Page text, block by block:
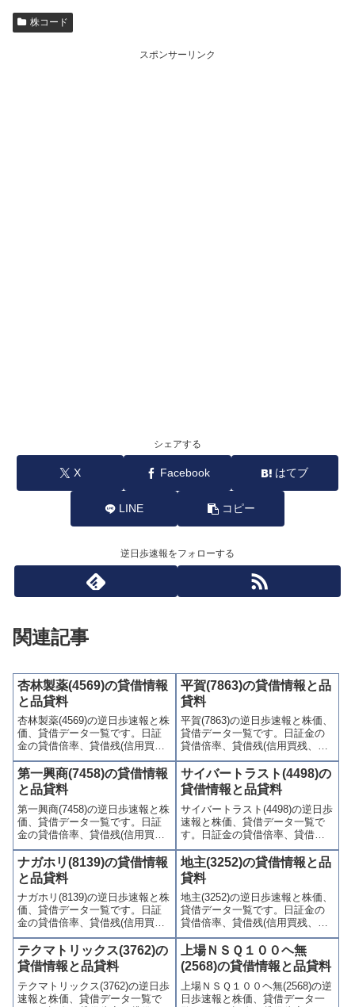
株コード
スポンサーリンク
シェアする
X Facebook はてブ
LINE コピー
逆日歩速報をフォローする
関連記事
杏林製薬(4569)の貸借情報
と品貸料
杏林製薬(4569)の逆日歩速報と株
価、貸借データ一覧です。日証
金の貸借倍率、貸借残(信用買
残、信用売残)、品貸料(逆日
歩)、東証の週末残高、規制(注意
喚起・申込停止)など、空売り関
連情報を集計し、図解でわかり
やすくまとめて掲載していま
す。
平賀(7863)の貸借情報と品
貸料
平賀(7863)の逆日歩速報と株価、
貸借データ一覧です。日証金の
貸借倍率、貸借残(信用買残、信
用売残)、品貸料(逆日歩)、東証
の週末残高、規制(注意喚起・申
込停止)など、空売り関連情報を
集計し、図解でわかりやすくま
とめて掲載しています。
第一興商(7458)の貸借情報
と品貸料
第一興商(7458)の逆日歩速報と株
価、貸借データ一覧です。日証
金の貸借倍率、貸借残(信用買
残、信用売残)、品貸料(逆日
歩)、東証の週末残高、規制(注意
喚起・申込停止)など、空売り関
連情報を集計し、図解でわかり
やすくまとめて掲載していま
す。
サイバートラスト(4498)の
貸借情報と品貸料
サイバートラスト(4498)の逆日歩
速報と株価、貸借データ一覧で
す。日証金の貸借倍率、貸借残
(信用買残、信用売残)、品貸料
(逆日歩)、東証の週末残高、規制
(注意喚起・申込停止)など、空売
り関連情報を集計し、図解でわ
かりやすくまとめて掲載してい
ます。
ナガホリ(8139)の貸借情報
と品貸料
ナガホリ(8139)の逆日歩速報と株
価、貸借データ一覧です。日証
金の貸借倍率、貸借残(信用買
残、信用売残)、品貸料(逆日
歩)、東証の週末残高、規制(注意
喚起・申込停止)など、空売り関
連情報を集計し、図解でわかり
やすくまとめて掲載していま
す。
地主(3252)の貸借情報と品
貸料
地主(3252)の逆日歩速報と株価、
貸借データ一覧です。日証金の
貸借倍率、貸借残(信用買残、信
用売残)、品貸料(逆日歩)、東証
の週末残高、規制(注意喚起・申
込停止)など、空売り関連情報を
集計し、図解でわかりやすくま
とめて掲載しています。
テクマトリックス(3762)の
貸借情報と品貸料
テクマトリックス(3762)の逆日歩
速報と株価、貸借データ一覧で
上場ＮＳＱ１００ヘ無
(2568)の貸借情報と品貸料
上場ＮＳＱ１００ヘ無(2568)の逆
日歩速報と株価、貸借データ一